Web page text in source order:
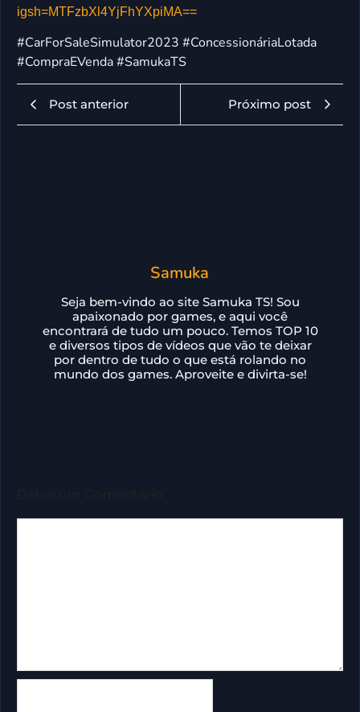
igsh=MTFzbXl4YjFhYXpiMA==
#CarForSaleSimulator2023 #ConcessionáriaLotada
#CompraEVenda #SamukaTS
Post anterior Próximo post
Samuka
Seja bem-vindo ao site Samuka TS! Sou
apaixonado por games, e aqui você
encontrará de tudo um pouco. Temos TOP 10
e diversos tipos de vídeos que vão te deixar
por dentro de tudo o que está rolando no
mundo dos games. Aproveite e divirta-se!